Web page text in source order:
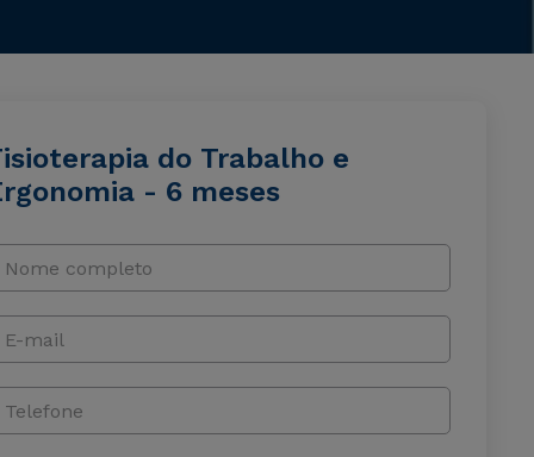
do Trabalho e
- 6 meses
Nome completo
E-mail
Telefone